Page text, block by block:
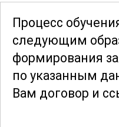
полученные в
возможность
оптимизировать
процессы и
Процесс
следующим
формирования
по указанным
Вам договор и